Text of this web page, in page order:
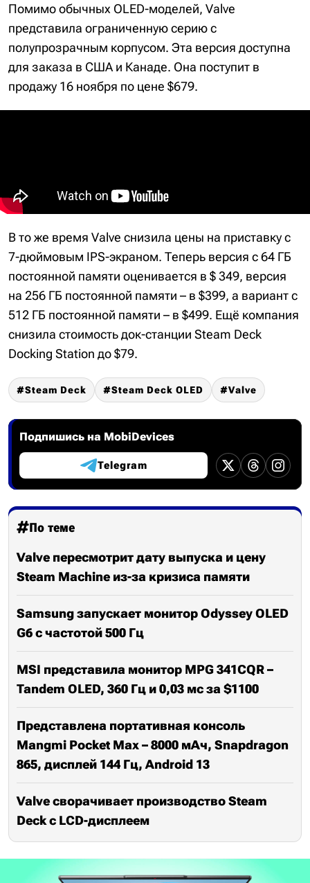
Помимо обычных OLED-моделей, Valve
представила ограниченную серию с
полупрозрачным корпусом. Эта версия доступна
для заказа в США и Канаде. Она поступит в
продажу 16 ноября по цене $679.
В то же время Valve снизила цены на приставку с
7-дюймовым IPS-экраном. Теперь версия с 64 ГБ
постоянной памяти оценивается в $ 349, версия
на 256 ГБ постоянной памяти – в $399, а вариант с
512 ГБ постоянной памяти – в $499. Ещё компания
снизила стоимость док-станции Steam Deck
Docking Station до $79.
Steam Deck Steam Deck OLED Valve
Подпишись на MobiDevices
Telegram
По теме
Valve пересмотрит дату выпуска и цену
Steam Machine из-за кризиса памяти
Samsung запускает монитор Odyssey OLED
G6 с частотой 500 Гц
MSI представила монитор MPG 341CQR –
Tandem OLED, 360 Гц и 0,03 мс за $1100
Представлена портативная консоль
Mangmi Pocket Max – 8000 мАч, Snapdragon
865, дисплей 144 Гц, Android 13
Valve сворачивает производство Steam
Deck с LCD-дисплеем